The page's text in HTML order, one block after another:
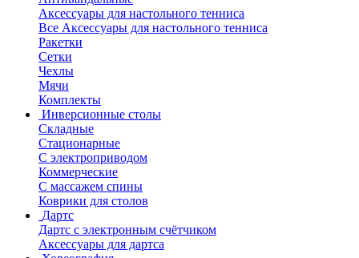
Аксессуары для настольного тенниса
Все Аксессуары для настольного тенниса
Ракетки
Сетки
Чехлы
Мячи
Комплекты
Инверсионные столы
Складные
Стационарные
С электроприводом
Коммерческие
С массажем спины
Коврики для столов
Дартс
Дартс с электронным счётчиком
Аксессуары для дартса